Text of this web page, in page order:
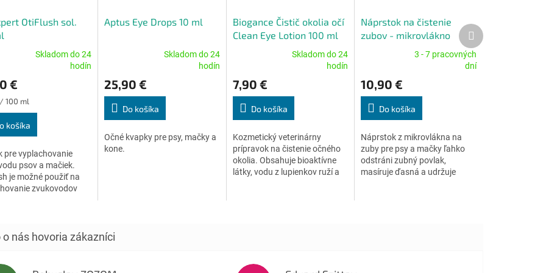
OtiFlush sol.
Skladom do 24
hodín
€
100 ml
košíka
pre vyplachovanie
psov a mačiek.
je možné použiť na
zvukovodov
Aptus Eye Drops 10 ml
produktu
je
4,8
z
hviezdičiek.
Skladom do 24
hodín
25,90 €
Do košíka
Očné kvapky pre psy, mačky a
kone.
Biogance Čistič okolia očí
Clean Eye Lotion 100 ml
produktu
je
3,9
z
hviezdičiek.
Skladom do 24
hodín
7,90 €
Do košíka
Kozmetický veterinárny
prípravok na čistenie očného
okolia. Obsahuje bioaktívne
látky, vodu z lupienkov ruží a
Náprstok na čistenie
zubov - mikrovlákno
produktu
je
5,0
z
hviezdičiek.
3 - 7 pracovných
dní
10,90 €
Do košíka
Náprstok z mikrovlákna na
zuby pre psy a mačky ľahko
odstráni zubný povlak,
masíruje ďasná a udržuje
Ďalší
produkt